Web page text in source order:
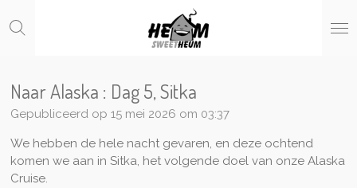
direct
hoofdinhoud
Naar Alaska : Dag 5, Sitka
Gepubliceerd op 15 mei 2026 om 03:37
We hebben de hele nacht gevaren, en deze ochtend
komen we aan in Sitka, het volgende doel van onze Alaska
Cruise.